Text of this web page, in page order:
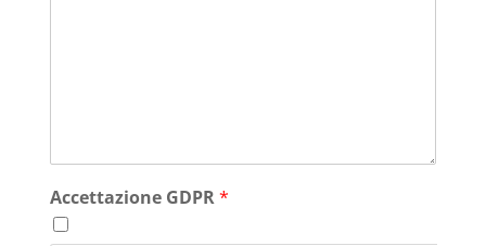
Accettazione GDPR*